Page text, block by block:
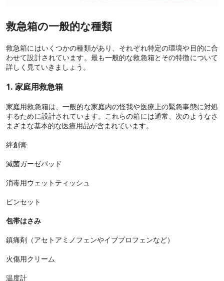
救急箱の一般的な種類
救急箱にはいくつかの種類があり、それぞれ特定の環境や目的に合
わせて設計されています。最も一般的な救急箱とその特徴について
詳しく見ていきましょう。
1. 家庭用救急箱
家庭用救急箱は、一般的な家庭内の怪我や医療上の緊急事態に対処
するために設計されています。これらの箱には通常、次のようなさ
まざまな基本的な医療用品が含まれています。
絆創膏
滅菌ガーゼパッド
消毒用ウェットティッシュ
ピンセット
包帯はさみ
鎮痛剤（アセトアミノフェンやイブプロフェンなど）
火傷用クリーム
温度計